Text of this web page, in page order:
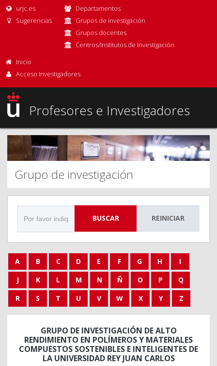
urjc.es
Sugerencias
Departamentos
Grupos de investigación
Grupos docentes
Centros/Institutos de Investigación
Inicio
Acceso Investigadores
Profesores e Investigadores
Grupo de investigación
BUSCAR REINICIAR
A B C D E F G H
I
J
K L M N Ñ O P
Q
R
S T U V W X Y Z
GRUPO DE INVESTIGACIÓN DE ALTO
RENDIMIENTO EN POLÍMEROS Y MATERIALES
COMPUESTOS SOSTENIBLES E INTELIGENTES DE
LA UNIVERSIDAD REY JUAN CARLOS